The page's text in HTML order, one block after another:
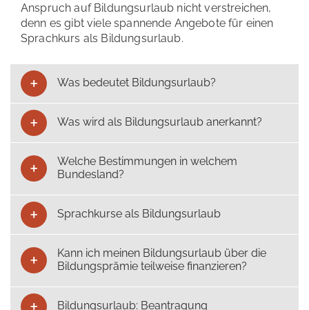
Anspruch auf Bildungsurlaub nicht verstreichen,
denn es gibt viele spannende Angebote für einen
Sprachkurs als Bildungsurlaub.
Was bedeutet Bildungsurlaub?
Was wird als Bildungsurlaub anerkannt?
Welche Bestimmungen in welchem
Bundesland?
Sprachkurse als Bildungsurlaub
Kann ich meinen Bildungsurlaub über die
Bildungsprämie teilweise finanzieren?
Bildungsurlaub: Beantragung